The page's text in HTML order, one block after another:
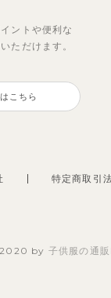
ントや便利な
ただけます。
こちら
特定商取引
by 子供服の通